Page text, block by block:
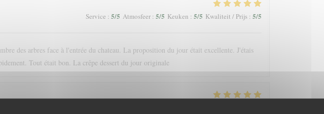
Service : 5/5 Atmosfeer: 5/5 Keuken : 5/5 Kwaliteit / Prijs: 5/5
des arbres face à l'entrée du chateau. La proposition du jour était excellente. J'étais
Tout était bon. La crêpe dessert du jour originale